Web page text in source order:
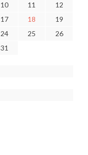
10 11
12
17 18
19
24 25
26
31